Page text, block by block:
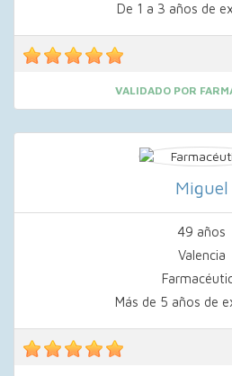
De 1 a 3 años de
VALIDADO POR
Miguel
49 años
Valencia
Más de 5 años de